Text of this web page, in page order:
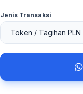
Jenis Transaksi